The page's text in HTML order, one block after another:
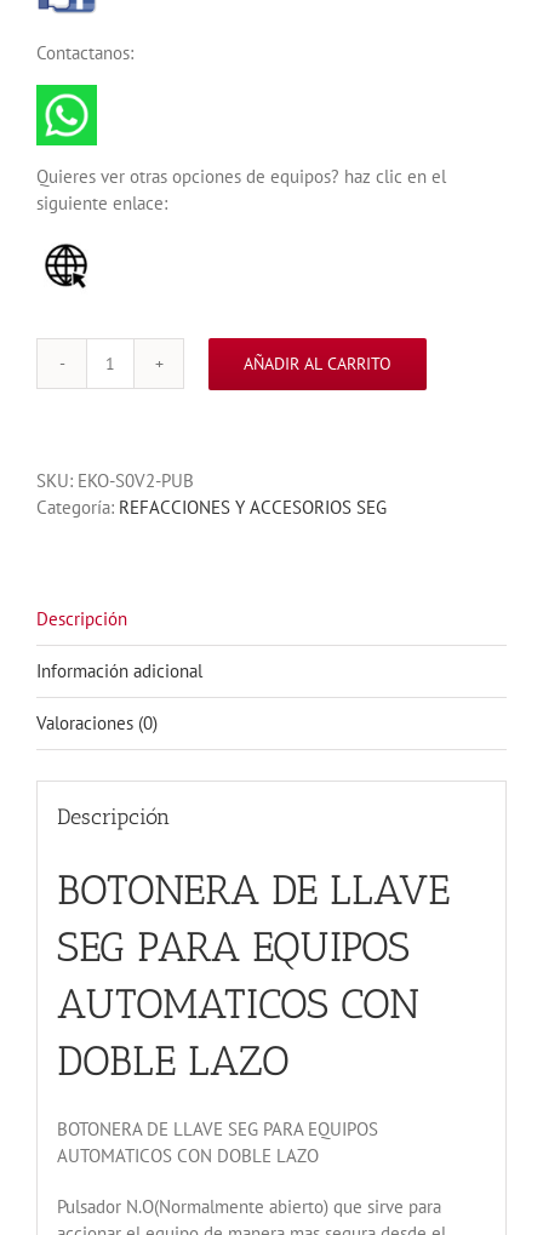
Contactanos:
Quieres ver otras opciones de equipos? haz clic en el
siguiente enlace:
BOTONERA
PARA
EQUIPOS
LAZO
cantidad
AÑADIR AL CARRITO
SKU: EKO-S0V2-PUB
Categoría: REFACCIONES Y ACCESORIOS SEG
Descripción
Información adicional
Valoraciones (0)
Descripción
BOTONERA DE LLAVE
SEG PARA EQUIPOS
AUTOMATICOS CON
DOBLE LAZO
BOTONERA DE LLAVE SEG PARA EQUIPOS
AUTOMATICOS CON DOBLE LAZO
Pulsador N.O(Normalmente abierto) que sirve para